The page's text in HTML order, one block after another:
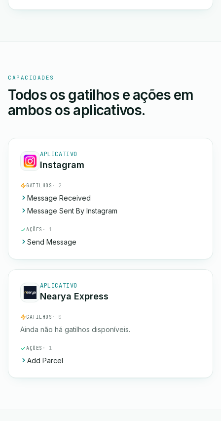
CAPACIDADES
Todos os gatilhos e ações em
ambos os aplicativos.
APLICATIVO
Instagram
GATILHOS · 2
Message Received
Message Sent By Instagram
AÇÕES · 1
Send Message
APLICATIVO
Nearya Express
GATILHOS · 0
Ainda não há gatilhos disponíveis.
AÇÕES · 1
Add Parcel